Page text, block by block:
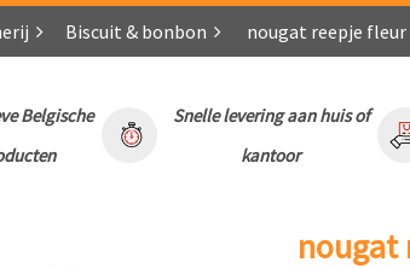
Biscuit & bonbon nougat reepje fleur
Belgische
Snelle levering aan huis of
kantoor
nougat